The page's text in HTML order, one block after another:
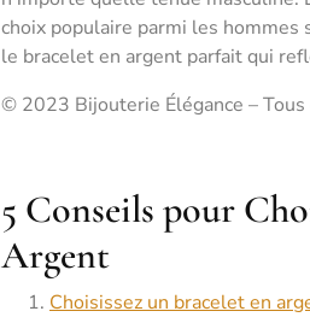
choix populaire parmi les
le bracelet en argent parfait qui
© 2023 Bijouterie Élégance –
5 Conseils pour
Argent
Choisissez un bracelet en